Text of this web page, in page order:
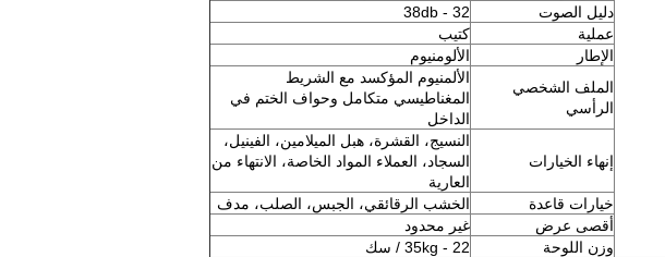
دليل الصوت
32 - 38db
عملية
كتيب
الإطار
الألومنيوم
الملف الشخصي
الرأسي
الألمنيوم المؤكسد مع الشريط
المغناطيسي متكامل وحواف الختم في
الداخل
إنهاء الخيارات
النسيج، القشرة، هبل الميلامين، الفينيل،
السجاد، العملاء المواد الخاصة، الانتهاء من
العارية
خيارات قاعدة
الخشب الرقائقي، الجبس، الصلب، مدف
أقصى عرض
غير محدود
وزن اللوحة
22 - 35kg / سك